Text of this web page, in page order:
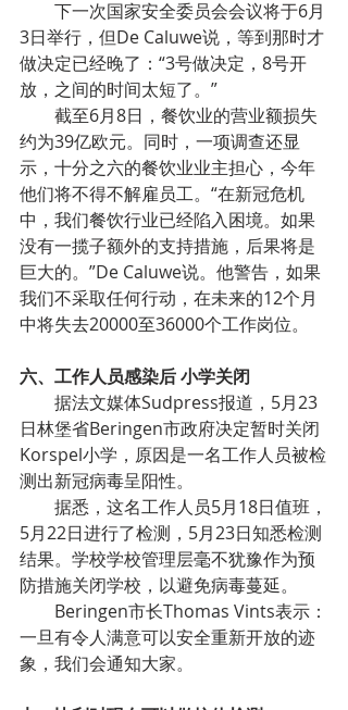
3日举行，但De Caluwe说，等到那时才
做决定已经晚了：“3号做决定，8号开
放，之间的时间太短了。”
约为39亿欧元。同时，一项调查还显
示，十分之六的餐饮业业主担心，今年
他们将不得不解雇员工。“在新冠危机
中，我们餐饮行业已经陷入困境。如果
没有一揽子额外的支持措施，后果将是
巨大的。”De Caluwe说。他警告，如果
我们不采取任何行动，在未来的12个月
中将失去20000至36000个工作岗位。
六、工作人员感染后 小学关闭
日林堡省Beringen市政府决定暂时关闭
Korspel小学，原因是一名工作人员被检
测出新冠病毒呈阳性。
5月22日进行了检测，5月23日知悉检测
结果。学校学校管理层毫不犹豫作为预
防措施关闭学校，以避免病毒蔓延。
一旦有令人满意可以安全重新开放的迹
象，我们会通知大家。